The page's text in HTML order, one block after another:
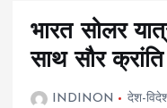
भारत सोलर
साथ सौर
INDINON देश-